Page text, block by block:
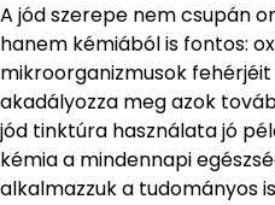
A jód szerepe nem csupán
hanem kémiából is fontos:
mikroorganizmusok
akadályozza meg azok
jód tinktúra használata jó
kémia a mindennapi
alkalmazzuk a tudományos